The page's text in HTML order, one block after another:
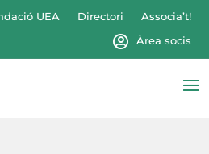
UEA Directori
Associa’t!
Àrea socis